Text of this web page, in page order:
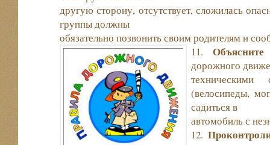
другую сторону, отсутствует, сложилась
группы должны
обязательно позвонить своим родителям и
11. Объясните
дорожного
техническими
(велосипеды,
садиться в
автомобиль с
12.